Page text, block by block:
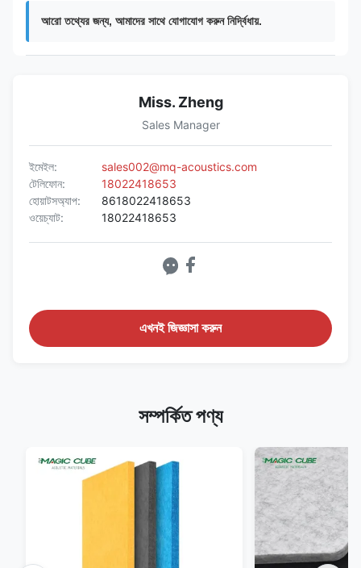
আরো তথ্যের জন্য, আমাদের সাথে যোগাযোগ করুন নির্দ্বিধায়.
Miss. Zheng
Sales Manager
ইমেইল:
sales002@mq-acoustics.com
টেলিফোন:
18022418653
হোয়াটসঅ্যাপ:
8618022418653
ওয়েচ্যাট:
18022418653
এখনই জিজ্ঞাসা করুন
সম্পর্কিত পণ্য